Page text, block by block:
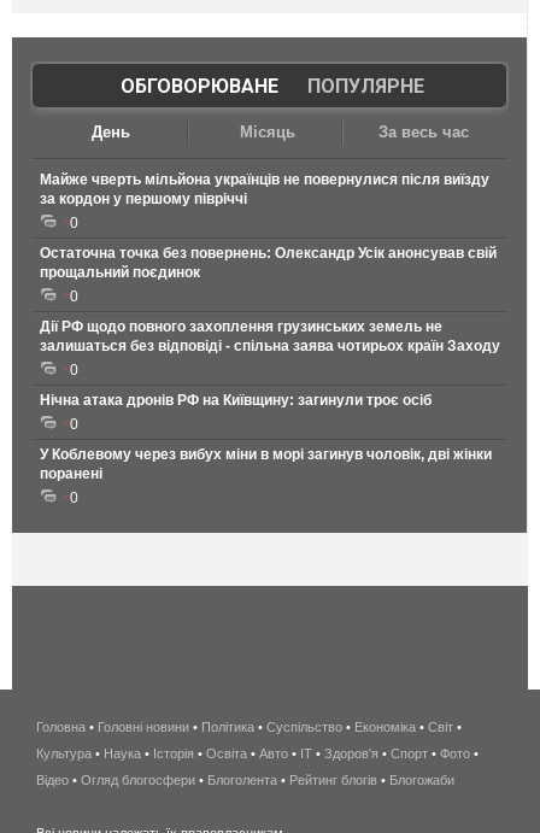
ОБГОВОРЮВАНЕ| ПОПУЛЯРНЕ
День Місяць За весь час
Майже чверть мільйона українців не повернулися після виїзду
за кордон у першому півріччі
0
Остаточна точка без повернень: Олександр Усік анонсував свій
прощальний поєдинок
0
Дії РФ щодо повного захоплення грузинських земель не
залишаться без відповіді - спільна заява чотирьох країн Заходу
0
Нічна атака дронів РФ на Київщину: загинули троє осіб
0
У Коблевому через вибух міни в морі загинув чоловік, дві жінки
поранені
0
беспроводной
интернет
киев
Головна • Головні новини • Політика • Суспільство • Економіка • Світ •
Культура • Наука • Історія • Освіта • Авто • IT • Здоров'я • Спорт • Фото •
Відео • Огляд блогосфери • Блоголента • Рейтинг блогів • Блогожаби